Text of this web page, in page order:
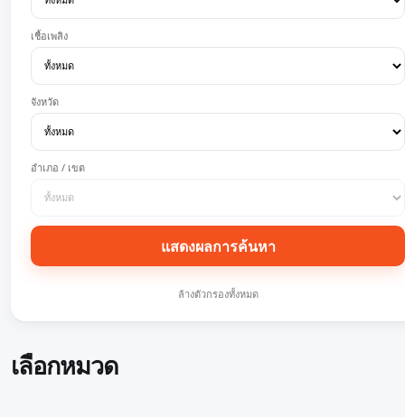
เชื้อเพลิง
จังหวัด
อำเภอ / เขต
แสดงผลการค้นหา
ล้างตัวกรองทั้งหมด
เลือกหมวด